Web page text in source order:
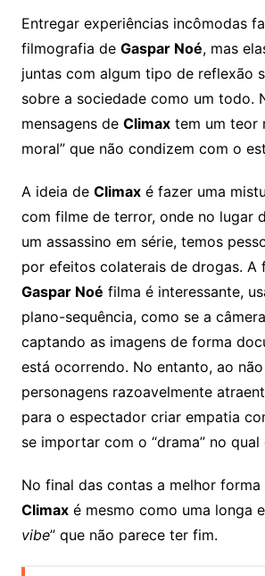
Entregar experiências incômodas
filmografia de Gaspar Noé, mas
juntas com algum tipo de reflexão
sobre a sociedade como um todo.
mensagens de Climaxtem um teor
moral” que não condizem com o
A ideia de Climaxé fazer uma
com filme de terror, onde no lugar
um assassino em série, temos
por efeitos colaterais de drogas. A
Gaspar Noé filma é interessante,
plano-sequência, como se a
captando as imagens de forma
está ocorrendo. No entanto, ao
personagens razoavelmente
para o espectador criar empatia
se importar com o “drama” no qual
No final das contas a melhor
Climaxé mesmo como uma longa
vibe” que não parece ter fim.